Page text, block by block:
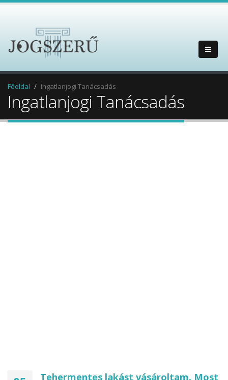
Főoldal Ingatlanjogi Tanácsadás
Ingatlanjogi Tanácsadás
Tehermentes lakást vásároltam. Most